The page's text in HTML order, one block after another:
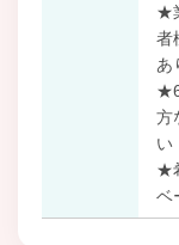
★
者
あ
方
い
★
ベ